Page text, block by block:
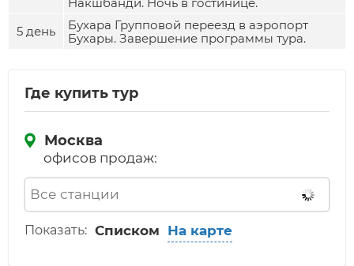
5 день
Бухара Групповой переезд в аэропорт
Бухары. Завершение программы тура.
Где купить тур
Москва
офисов продаж:
Показать: Списком На карте